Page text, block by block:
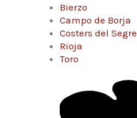
Bierzo
Campo de Borja
Costers del Segre
Rioja
Toro